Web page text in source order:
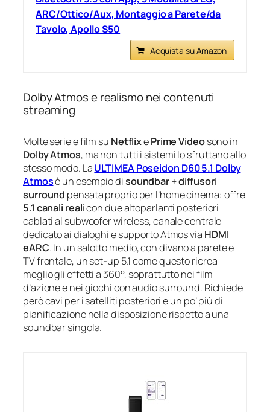
ARC/Ottico/Aux, Montaggio a Parete/da
Tavolo, Apollo S50
Acquista su Amazon
Dolby Atmos e realismo nei contenuti
streaming
Molte serie e film su NetflixePrime Videosono in
Dolby Atmos, ma non tutti i sistemi lo sfruttano allo
stesso modo. LaULTIMEA Poseidon D60 5.1 Dolby
Atmosè un esempio disoundbar + diffusori
surround pensata proprio per l’home cinema: offre
5.1 canali realicon due altoparlanti posteriori
cablati al subwoofer wireless, canale centrale
dedicato ai dialoghi e supporto Atmos via HDMI
eARC. In un salotto medio, con divano a parete e
TV frontale, un set‑up 5.1 come questo ricrea
meglio gli effetti a 360°, soprattutto nei film
d’azione e nei giochi con audio surround. Richiede
però cavi per i satelliti posteriori e un po’ più di
pianificazione nella disposizione rispetto a una
soundbar singola.